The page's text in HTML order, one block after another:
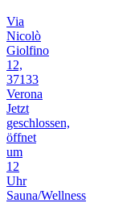
Via
Nicolò
Giolfino
12,
37133
Verona
Jetzt
geschlossen,
öffnet
um
12
Uhr
Sauna/Wellness